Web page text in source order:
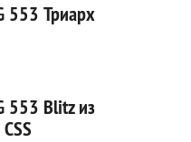
553 Триарх
553 Blitz из